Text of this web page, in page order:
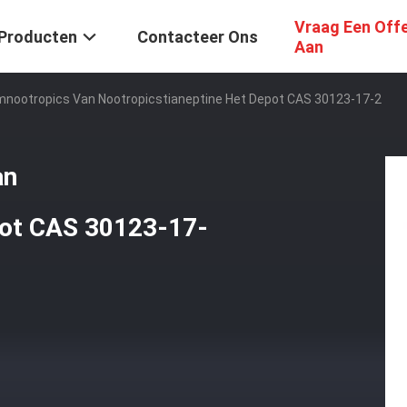
Contacteer Ons
Vraag Een
Aan
Van Nootropicstianeptine Het Depot CAS 30123-17-2
CAS 30123-17-